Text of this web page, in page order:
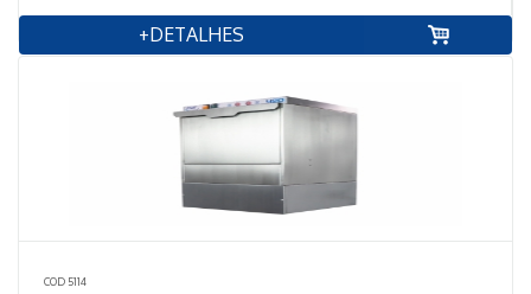
+DETALHES
COD 5114